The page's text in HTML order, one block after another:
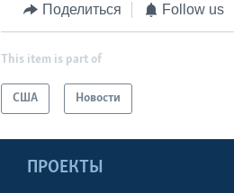
Поделиться Follow us
This item is part of
США Новости
ПРОЕКТЫ